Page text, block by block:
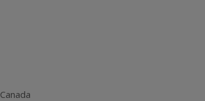
Canada